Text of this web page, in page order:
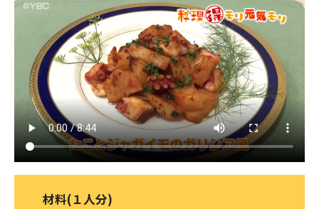
試写会・プレゼント
Present
ＹＢＣオンデマンド
やまがた情熱市場
材料(１人分)